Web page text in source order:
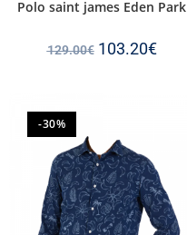
Polo saint james Eden Park
129.00€ 103.20€
-30%